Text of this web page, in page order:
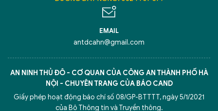
EMAIL
antdcahn@gmail.com
AN NINH THỦ ĐÔ - CƠ QUAN CỦA CÔNG AN THÀNH PHỐ HÀ
NỘI - CHUYÊN TRANG CỦA BÁO CAND
Giấy phép hoạt động báo chí số 08/GP-BTTTT, ngày 5/1/2021
của Bộ Thông tin và Truyền thông.